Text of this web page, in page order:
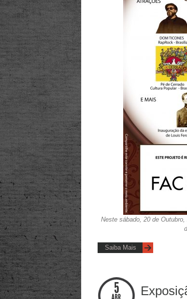
Neste sábado, 20 de
Saiba Mais